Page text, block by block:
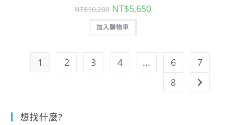
NT$10,200 原
始
價
格：
NT$10,200。
NT$5,650目
前
加入購物車
1 2 3 4 ... 6
7
8
想找什麼?